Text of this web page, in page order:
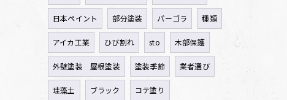
日本ペイント 部分塗装 パーゴラ 種類
アイカ工業 ひび割れ sto 木部保護
外壁塗装 屋根塗装 塗装季節 業者選び
珪藻土 ブラック コテ塗り